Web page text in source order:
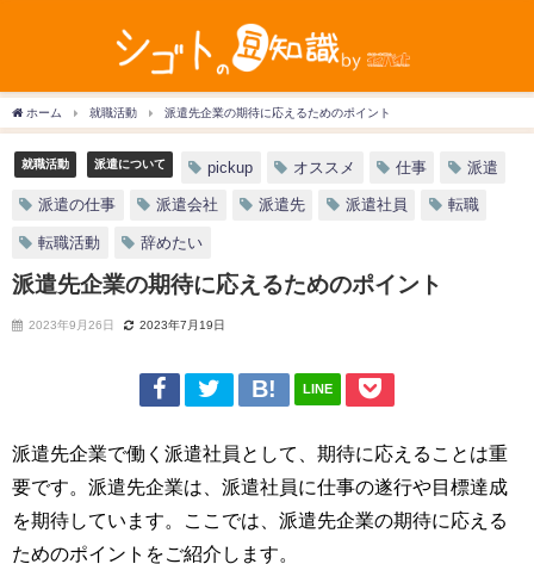
ホーム 就職活動 派遣先企業の期待に応えるためのポイント
就職活動 派遣について pickup オススメ 仕事 派遣
派遣の仕事 派遣会社 派遣先 派遣社員 転職
転職活動 辞めたい
派遣先企業の期待に応えるためのポイント
2023年9月26日 2023年7月19日
LINE
派遣先企業で働く派遣社員として、期待に応えることは重
要です。派遣先企業は、派遣社員に仕事の遂行や目標達成
を期待しています。ここでは、派遣先企業の期待に応える
ためのポイントをご紹介します。